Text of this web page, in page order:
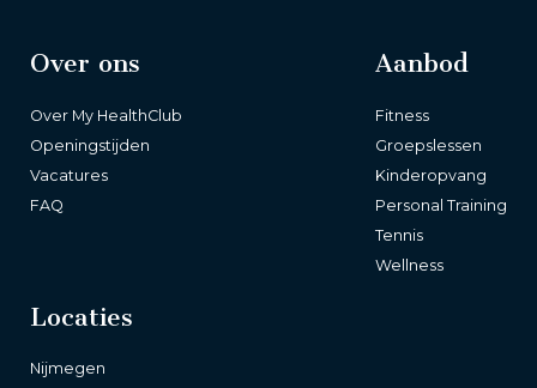
Over ons
Over My HealthClub
Openingstijden
Vacatures
FAQ
Aanbod
Fitness
Groepslessen
Kinderopvang
Personal Training
Tennis
Wellness
Locaties
Nijmegen